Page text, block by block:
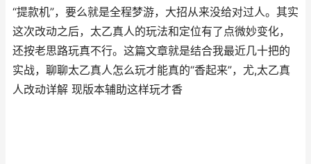
“提款机”，要么就是全程梦游，大招从来没给对过人。其实
这次改动之后，太乙真人的玩法和定位有了点微妙变化，
还按老思路玩真不行。这篇文章就是结合我最近几十把的
实战，聊聊太乙真人怎么玩才能真的“香起来”，尤,太乙真
人改动详解 现版本辅助这样玩才香